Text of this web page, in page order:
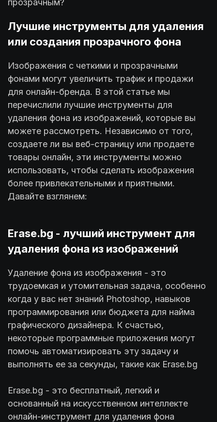
Лучшие инструменты для удаления
или создания прозрачного фона
Изображения с четкими и прозрачными
фонами могут увеличить трафик и продажи
для онлайн-бренда. В этой статье мы
перечислили лучшие инструменты для
удаления фона из изображений, которые вы
можете рассмотреть. Независимо от того,
создаете ли вы веб-страницу или продаете
товары онлайн, эти инструменты можно
использовать, чтобы сделать изображения
более привлекательными и приятными.
Давайте взглянем:
Erase.bg - лучший инструмент для
удаления фона из изображений
Удаление фона из изображения - это
трудоемкая и утомительная задача, особенно
когда у вас нет знаний Photoshop, навыков
программирования или бюджета для найма
графического дизайнера. К счастью,
некоторые программные приложения могут
помочь автоматизировать эту задачу и
выполнять ее за секунды, такие как Erase.bg
Erase.bg - это бесплатный, легкий и
основанный на искусственном интеллекте
онлайн-инструмент для удаления фона